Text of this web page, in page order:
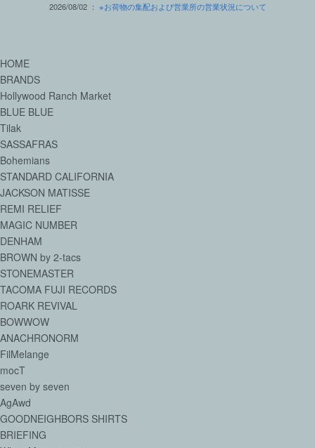
2026/08/02 ： ※お荷物の集配および営業所の営業状況について
HOME
BRANDS
Hollywood Ranch Market
BLUE BLUE
Tilak
SASSAFRAS
Bohemians
STANDARD CALIFORNIA
JACKSON MATISSE
REMI RELIEF
MAGIC NUMBER
DENHAM
BROWN by 2-tacs
STONEMASTER
TACOMA FUJI RECORDS
ROARK REVIVAL
BOWWOW
ANACHRONORM
FilMelange
mocT
seven by seven
AgAwd
GOODNEIGHBORS SHIRTS
BRIEFING